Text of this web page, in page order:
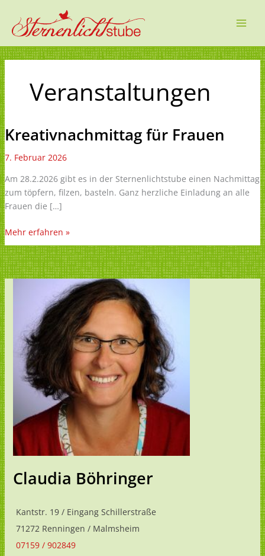
Inhalt
springen
Veranstaltungen
Kreativnachmittag für Frauen
7. Februar 2026
Am 28.2.2026 gibt es in der Sternenlichtstube einen Nachmittag
zum töpfern, filzen, basteln. Ganz herzliche Einladung an alle
Frauen die […]
Kreativnachmittag
für
Frauen
Mehr erfahren »
Claudia Böhringer
Kantstr. 19 / Eingang Schillerstraße
71272 Renningen / Malmsheim
07159 / 902849